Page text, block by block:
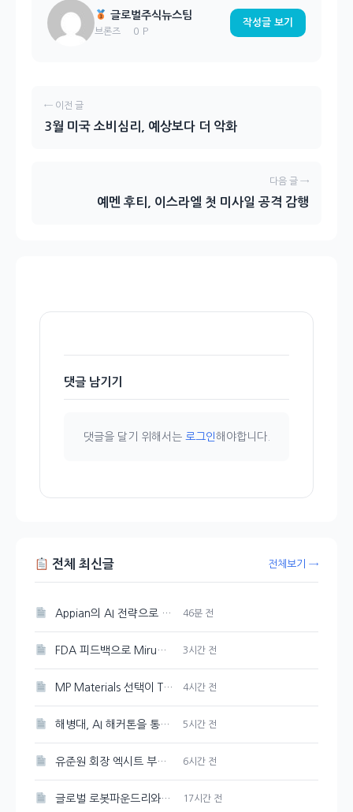
글로벌주식뉴스팀
브론즈 0 P
작성글 보기
← 이전 글
3월 미국 소비심리, 예상보다 더 악화
다음 글 →
예멘 후티, 이스라엘 첫 미사일 공격 감행
댓글 남기기
댓글을 달기 위해서는 로그인해야합니다.
전체 최신글 전체보기 →
Appian의 AI 전략으로 성장 촉진 46분 전
FDA 피드백으로 Mirum Pharmaceuticals(MIRM) 주가 10% 감소 3시간 전
MP Materials 선택이 The Metals Company보다 더 현명한 이유 4시간 전
해병대, AI 해커톤을 통해 교육 및 훈련 혁신에 도전 5시간 전
유준원 회장 엑시트 부상…상상인證 지분 매각 본격 시작 6시간 전
글로벌 로봇파운드리와 K-피지컬AI 선도 추진, 대한민국 17시간 전